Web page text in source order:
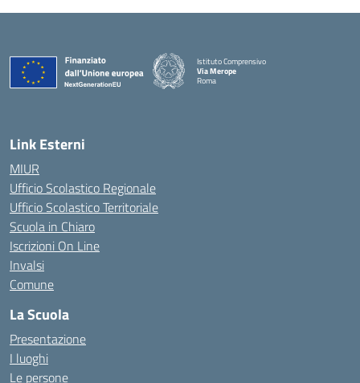
Istituto Comprensivo
Via Merope
Roma
Link Esterni
MIUR
Ufficio Scolastico Regionale
Ufficio Scolastico Territoriale
Scuola in Chiaro
Iscrizioni On Line
Invalsi
Comune
La Scuola
Presentazione
I luoghi
Le persone